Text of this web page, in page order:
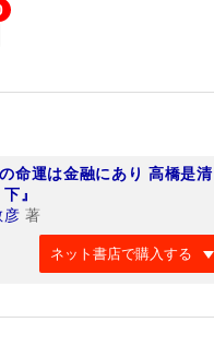
の命運は金融にあり 高橋是清
』
彦 著
ネット書店で購入する